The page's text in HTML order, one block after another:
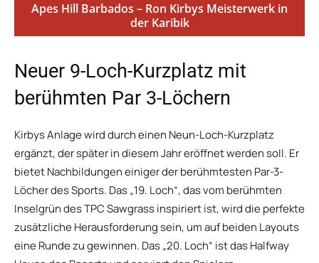
Apes Hill Barbados – Ron Kirbys Meisterwerk in
der Karibik
Neuer 9-Loch-Kurzplatz mit
berühmten Par 3-Löchern
Kirbys Anlage wird durch einen Neun-Loch-Kurzplatz
ergänzt, der später in diesem Jahr eröffnet werden soll. Er
bietet Nachbildungen einiger der berühmtesten Par-3-
Löcher des Sports. Das „19. Loch“, das vom berühmten
Inselgrün des TPC Sawgrass inspiriert ist, wird die perfekte
zusätzliche Herausforderung sein, um auf beiden Layouts
eine Runde zu gewinnen. Das „20. Loch“ ist das Halfway